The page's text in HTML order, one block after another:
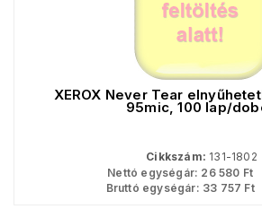
XEROX Never Tear
95mic, 100 lap/
Cikkszám: 131-1802
Nettó egységár: 26 580 Ft
Bruttó egységár: 33 757 Ft